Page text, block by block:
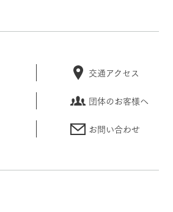
交通アクセス
団体のお客様へ
お問い合わせ